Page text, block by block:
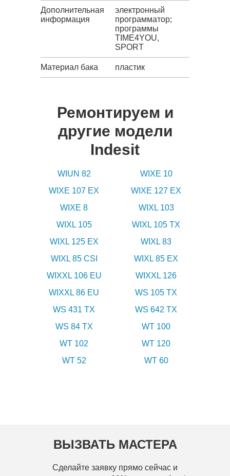
Дополнительная
информация
электронный
программатор;
программы
TIME4YOU,
SPORT
Материал бака пластик
Ремонтируем и
другие модели
Indesit
WIUN 82
WIXE 10
WIXE 107 EX
WIXE 127 EX
WIXE 8
WIXL 103
WIXL 105
WIXL 105 TX
WIXL 125 EX
WIXL 83
WIXL 85 CSI
WIXL 85 EX
WIXXL 106 EU
WIXXL 126
WIXXL 86 EU
WS 105 TX
WS 431 TX
WS 642 TX
WS 84 TX
WT 100
WT 102
WT 120
WT 52
WT 60
ВЫЗВАТЬ МАСТЕРА
Сделайте заявку прямо сейчас и